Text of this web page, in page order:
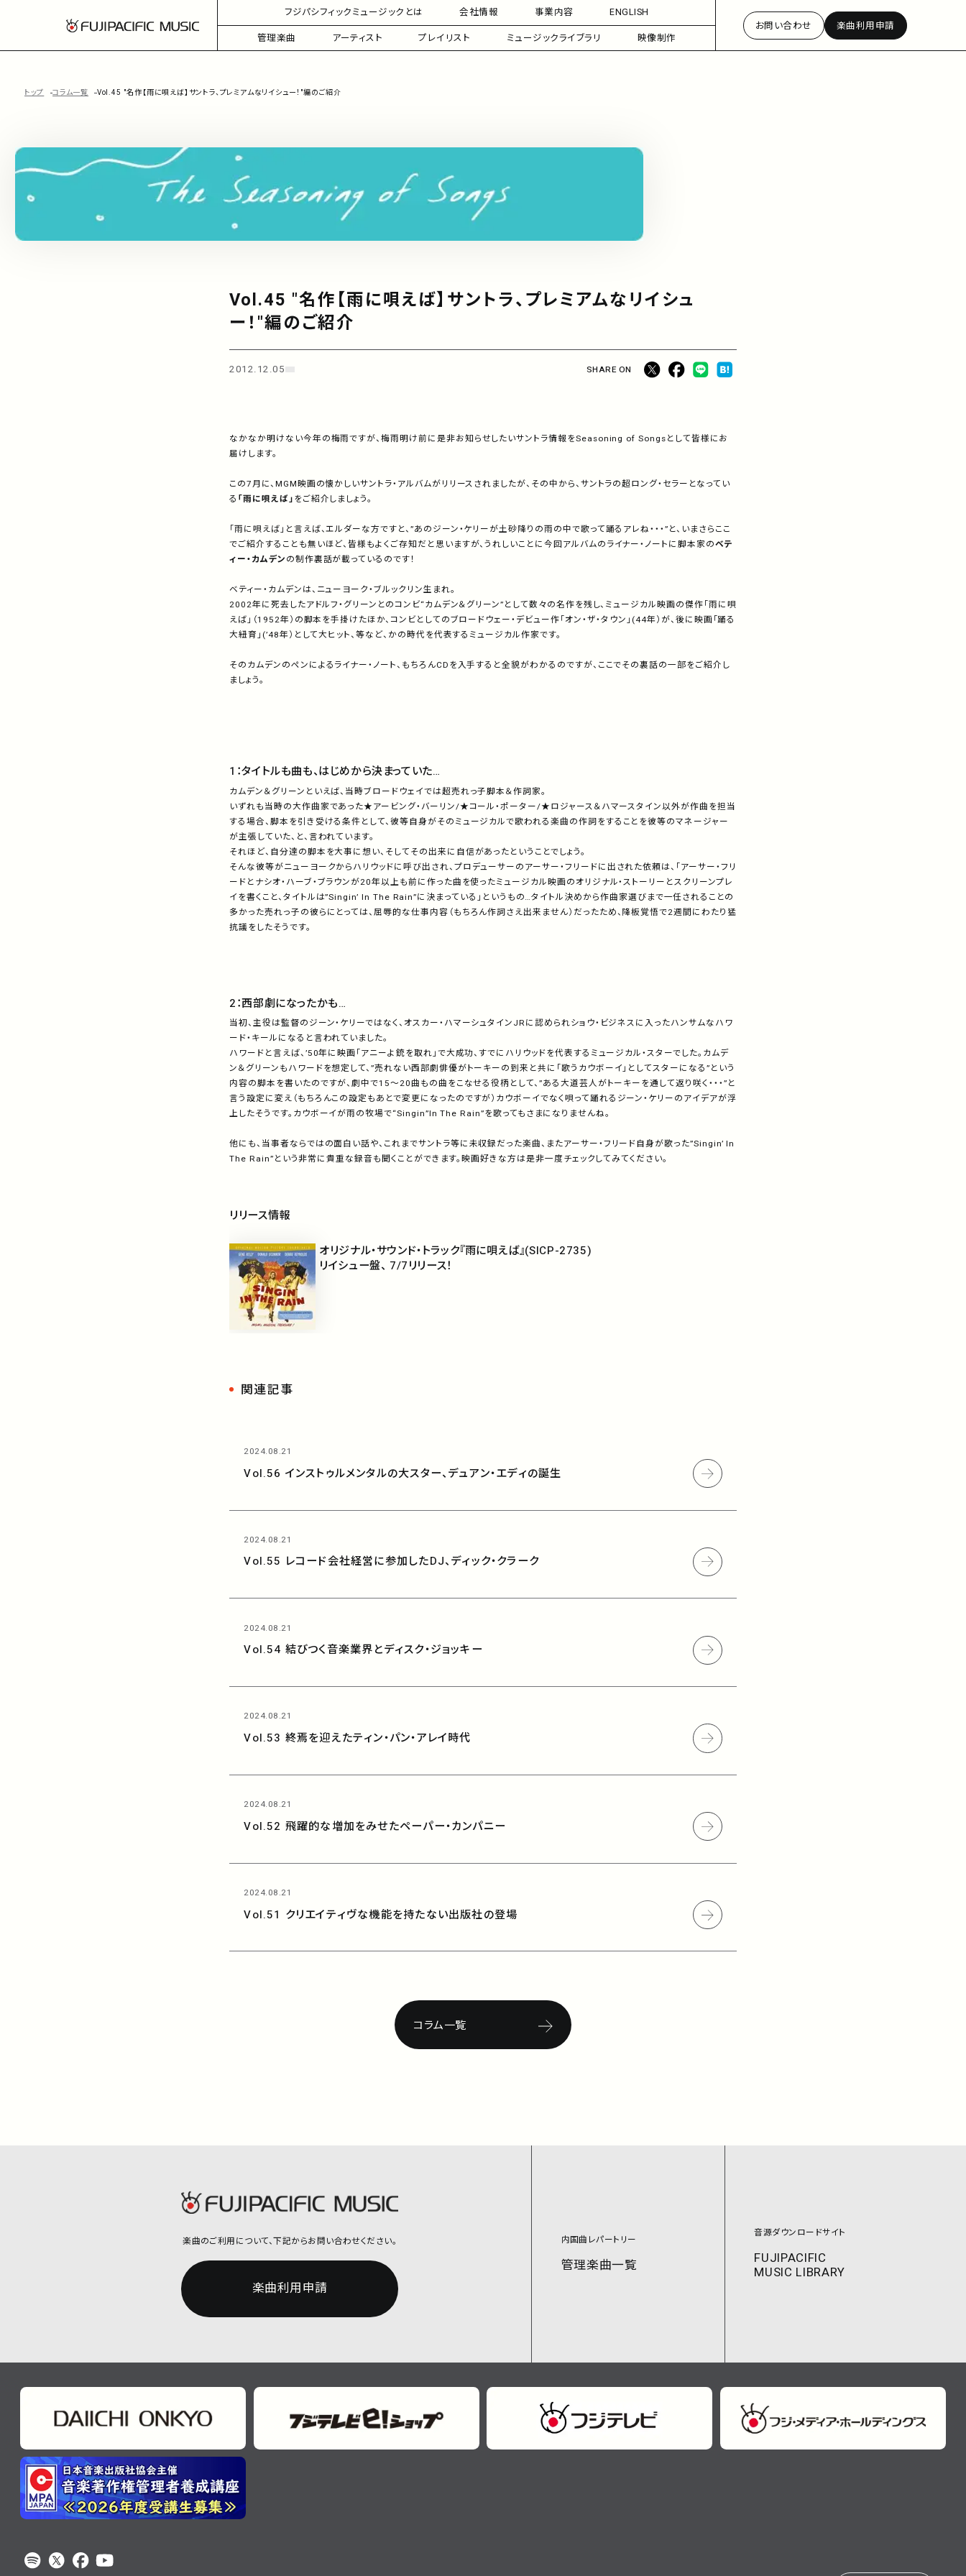
フジパシフィックミュージックとは 会社情報 事業内容
ENGLISH
管理楽曲
アーティスト プレイリスト ミュージックライブラリ 映像制作
お問い合わせ 楽曲利用申請
トップ コラム一覧 Vol.45 "名作【雨に唄えば】サントラ、プレミアムなリイシュー！"編のご紹介
Vol.45 "名作【雨に唄えば】サントラ、プレミアムなリイシュ
ー！"編のご紹介
2012.12.05 SHARE ON
なかなか明けない今年の梅雨ですが、梅雨明け前に是非お知らせしたいサントラ情報をSeasoning of Songsとして皆様にお
届けします。
この7月に、MGM映画の懐かしいサントラ・アルバムがリリースされましたが、その中から、サントラの超ロング・セラーとなってい
る 「雨に唄えば」をご紹介しましょう。
「雨に唄えば」と言えば、エルダーな方ですと、”あのジーン・ケリーが土砂降りの雨の中で歌って踊るアレね・・・”と、いまさらここ
でご紹介することも無いほど、皆様もよくご存知だと思いますが、うれしいことに今回アルバムのライナー・ノートに脚本家のベテ
ィー・カムデンの制作裏話が載っているのです！
ベティー・カムデンは、ニューヨーク・ブルックリン生まれ。
2002年に死去したアドルフ・グリーンとのコンビ“カムデン＆グリーン”として数々の名作を残し、ミュージカル映画の傑作「雨に唄
えば」（1952年）の脚本を手掛けたほか、コンビとしてのブロードウェー・デビュー作「オン・ザ・タウン」(44年）が、後に映画「踊る
大紐育」(’48年）として大ヒット、等など、かの時代を代表するミュージカル作家です。
そのカムデンのペンによるライナー・ノート、もちろんCDを入手すると全貌がわかるのですが、ここでその裏話の一部をご紹介し
ましょう。
1：タイトルも曲も、はじめから決まっていた…
カムデン＆グリーンといえば、当時ブロードウェイでは超売れっ子脚本＆作詞家。
いずれも当時の大作曲家であった★アービング・バーリン/★コール・ポーター/★ロジャース＆ハマースタイン以外が作曲を担当
する場合、脚本を引き受ける条件として、彼等自身がそのミュージカルで歌われる楽曲の作詞をすることを彼等のマネージャー
が主張していた、と、言われています。
それほど、自分達の脚本を大事に想い、そしてその出来に自信があったということでしょう。
そんな彼等がニューヨークからハリウッドに呼び出され、プロデューサーのアーサー・フリードに出された依頼は、「アーサー・フリ
ードとナシオ・ハーブ・ブラウンが20年以上も前に作った曲を使ったミュージカル映画のオリジナル・ストーリーとスクリーンプレ
イを書くこと、タイトルは”Singin’ In The Rain”に決まっている」というもの…タイトル決めから作曲家選びまで一任されることの
多かった売れっ子の彼らにとっては、屈辱的な仕事内容（もちろん作詞さえ出来ません）だったため、降板覚悟で2週間にわたり猛
抗議をしたそうです。
2：西部劇になったかも…
当初、主役は監督のジーン・ケリーではなく、オスカー・ハマーシュタインJRに認められショウ・ビジネスに入ったハンサムなハワ
ード・キールになると言われていました。
ハワードと言えば、’50年に映画「アニーよ銃を取れ」で大成功、すでにハリウッドを代表するミュージカル・スターでした。カムデ
ン＆グリーンもハワードを想定して、”売れない西部劇俳優がトーキーの到来と共に「歌うカウボーイ」としてスターになる”という
内容の脚本を書いたのですが、劇中で15～20曲もの曲をこなせる役柄として、”ある大道芸人がトーキーを通して返り咲く・・・”と
言う設定に変え（もちろんこの設定もあとで変更になったのですが）カウボーイでなく唄って踊れるジーン・ケリーのアイデアが浮
上したそうです。カウボーイが雨の牧場で“Singin”In The Rain”を歌ってもさまになりませんね。
他にも、当事者ならではの面白い話や、これまでサントラ等に未収録だった楽曲、またアーサー・フリード自身が歌った”Singin’ In
The Rain”という非常に貴重な録音も聞くことができます。映画好きな方は是非一度チェックしてみてください。
リリース情報
オリジナル・サウンド・トラック『雨に唄えば』(SICP-2735)
リイシュー盤、 7/7リリース！
関連記事
2024.08.21
Vol.56 インストゥルメンタルの大スター、デュアン・エディの誕生
2024.08.21
Vol.55 レコード会社経営に参加したDJ、ディック・クラーク
2024.08.21
Vol.54 結びつく音楽業界とディスク・ジョッキー
2024.08.21
Vol.53 終焉を迎えたティン・パン・アレイ時代
2024.08.21
Vol.52 飛躍的な増加をみせたペーパー・カンパニー
2024.08.21
Vol.51 クリエイティヴな機能を持たない出版社の登場
コラム一覧
楽曲のご利用について、下記からお問い合わせください。
楽曲利用申請
内国曲レパートリー
管理楽曲一覧
音源ダウンロードサイト
FUJIPACIFIC
MUSIC LIBRARY